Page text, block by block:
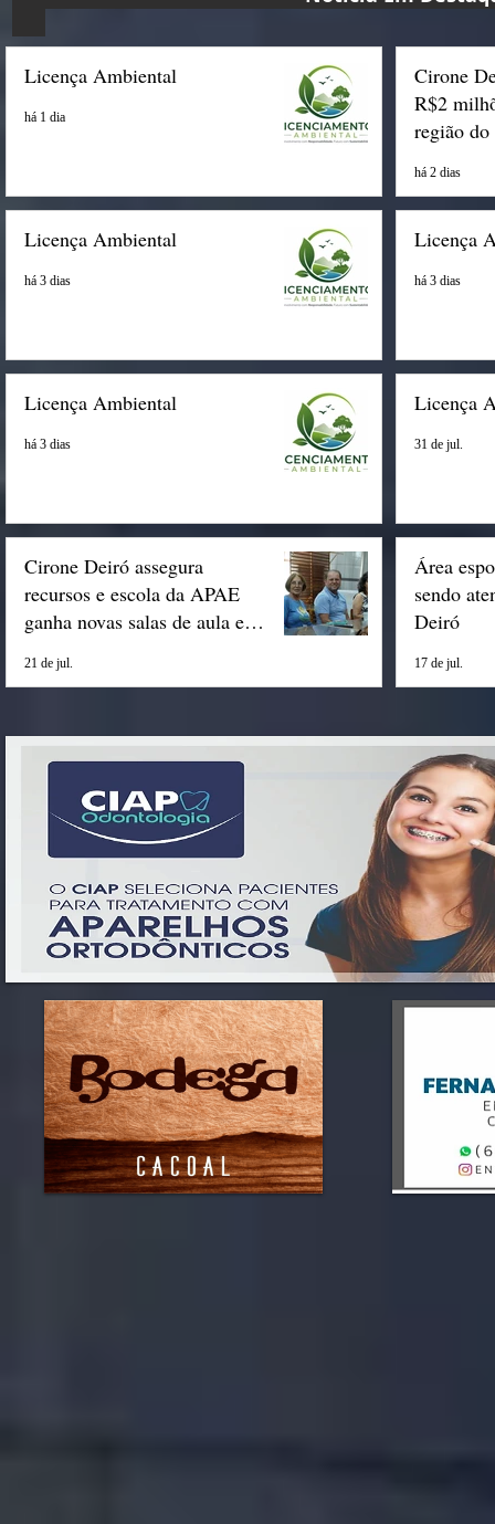
Licença Ambiental
há 1 dia
Cirone
R$2
região do
há 2 dias
Licença Ambiental
há 3 dias
Licença
há 3 dias
Licença Ambiental
há 3 dias
Licença
31 de jul.
Cirone Deiró assegura
recursos e escola da APAE
ganha novas salas de aula em
21 de jul.
Área
sendo
Deiró
17 de jul.